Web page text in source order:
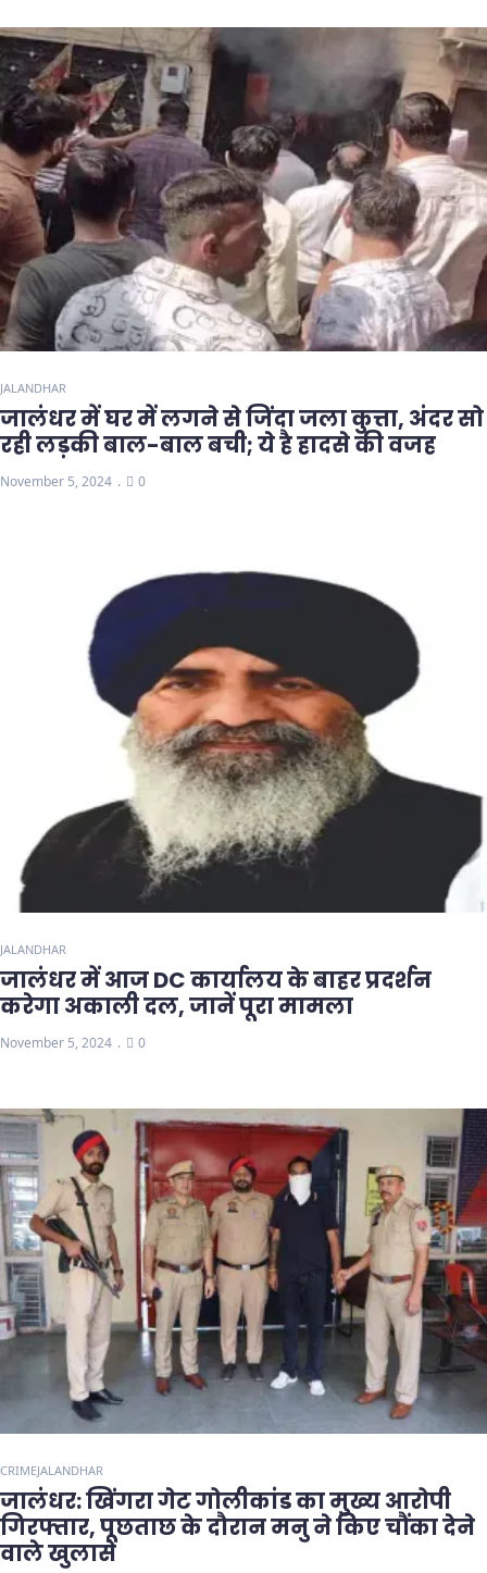
JALANDHAR
जालंधर में घर में लगने से जिंदा जला कुत्ता, अंदर सो
रही लड़की बाल-बाल बची; ये है हादसे की वजह
November 5, 2024 0
JALANDHAR
जालंधर में आज DC कार्यालय के बाहर प्रदर्शन
करेगा अकाली दल, जानें पूरा मामला
November 5, 2024 0
CRIMEJALANDHAR
जालंधर: खिंगरा गेट गोलीकांड का मुख्य आरोपी
गिरफ्तार, पूछताछ के दौरान मनु ने किए चौंका देने
वाले खुलासे